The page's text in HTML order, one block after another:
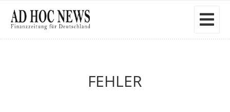
FEHLER